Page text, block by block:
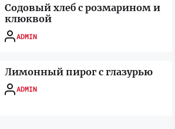
Содовый хлеб с розмарином и
клюквой
ADMIN
Лимонный пирог с глазурью
ADMIN